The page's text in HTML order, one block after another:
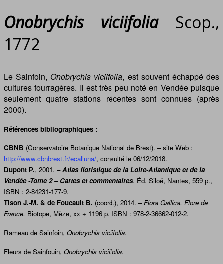
Onobrychis viciifolia
Scop.,
1772
Le Sainfoin, Onobrychis viciifolia, est souvent échappé des
cultures fourragères. Il est très peu noté en Vendée puisque
seulement quatre stations récentes sont connues (après
2000).
Références bibliographiques :
CBNB (Conservatoire Botanique National de Brest). – site Web :
http://www.cbnbrest.fr/ecalluna/, consulté le 06/12/2018.
Dupont P., 2001. –Atlas floristique de la Loire-Atlantique et de la
Vendée -Tome 2 – Cartes et commentaires. Éd. Siloë, Nantes, 559 p.,
ISBN : 2-84231-177-9.
Tison J.-M. & de Foucault B. (coord.), 2014. –Flora Gallica. Flore de
France. Biotope, Mèze, xx + 1196 p. ISBN : 978-2-36662-012-2.
Rameau de Sainfoin, Onobrychis viciifolia.
Fleurs de Sainfouin, Onobrychis viciifolia.